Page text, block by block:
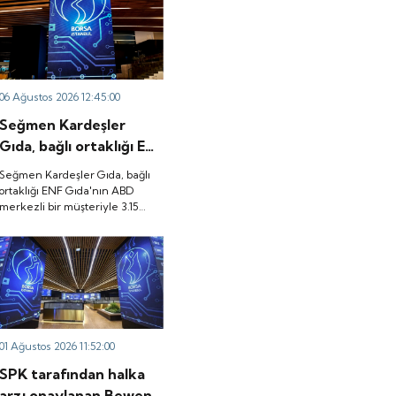
06 Ağustos 2026 12:45:00
Seğmen Kardeşler
Gıda, bağlı ortaklığı ENF
Gıda'nın ABD merkezli
bir müşteriyle 3.15
milyon dolarlık ürün
imzaladığını duyurdu.
Seğmen Kardeşler Gıda, bağlı
ortaklığı ENF Gıda'nın ABD
merkezli bir müşteriyle 3.15
sözleşmesi imzaladığını
duyurdu.
01 Ağustos 2026 11:52:00
SPK tarafından halka